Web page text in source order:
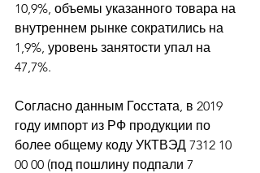
10,9%, объемы указанного товара на
внутреннем рынке сократились на
1,9%, уровень занятости упал на
47,7%.
Согласно данным Госстата, в 2019
году импорт из РФ продукции по
более общему коду УКТВЭД 7312 10
00 00 (под пошлину подпали 7